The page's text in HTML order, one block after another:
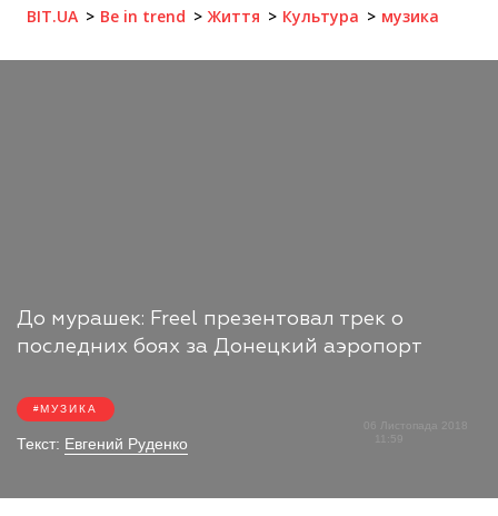
BIT.UA Be in trend Життя Культура музика
До мурашек: Freel презентовал трек о
последних боях за Донецкий аэропорт
МУЗИКА
Текст: Евгений Руденко
06 Листопада 2018
11:59